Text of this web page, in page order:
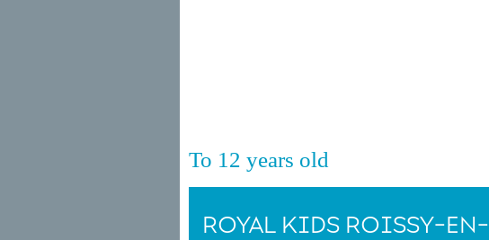
To 12 years old
ROYAL KIDS ROISSY-EN-